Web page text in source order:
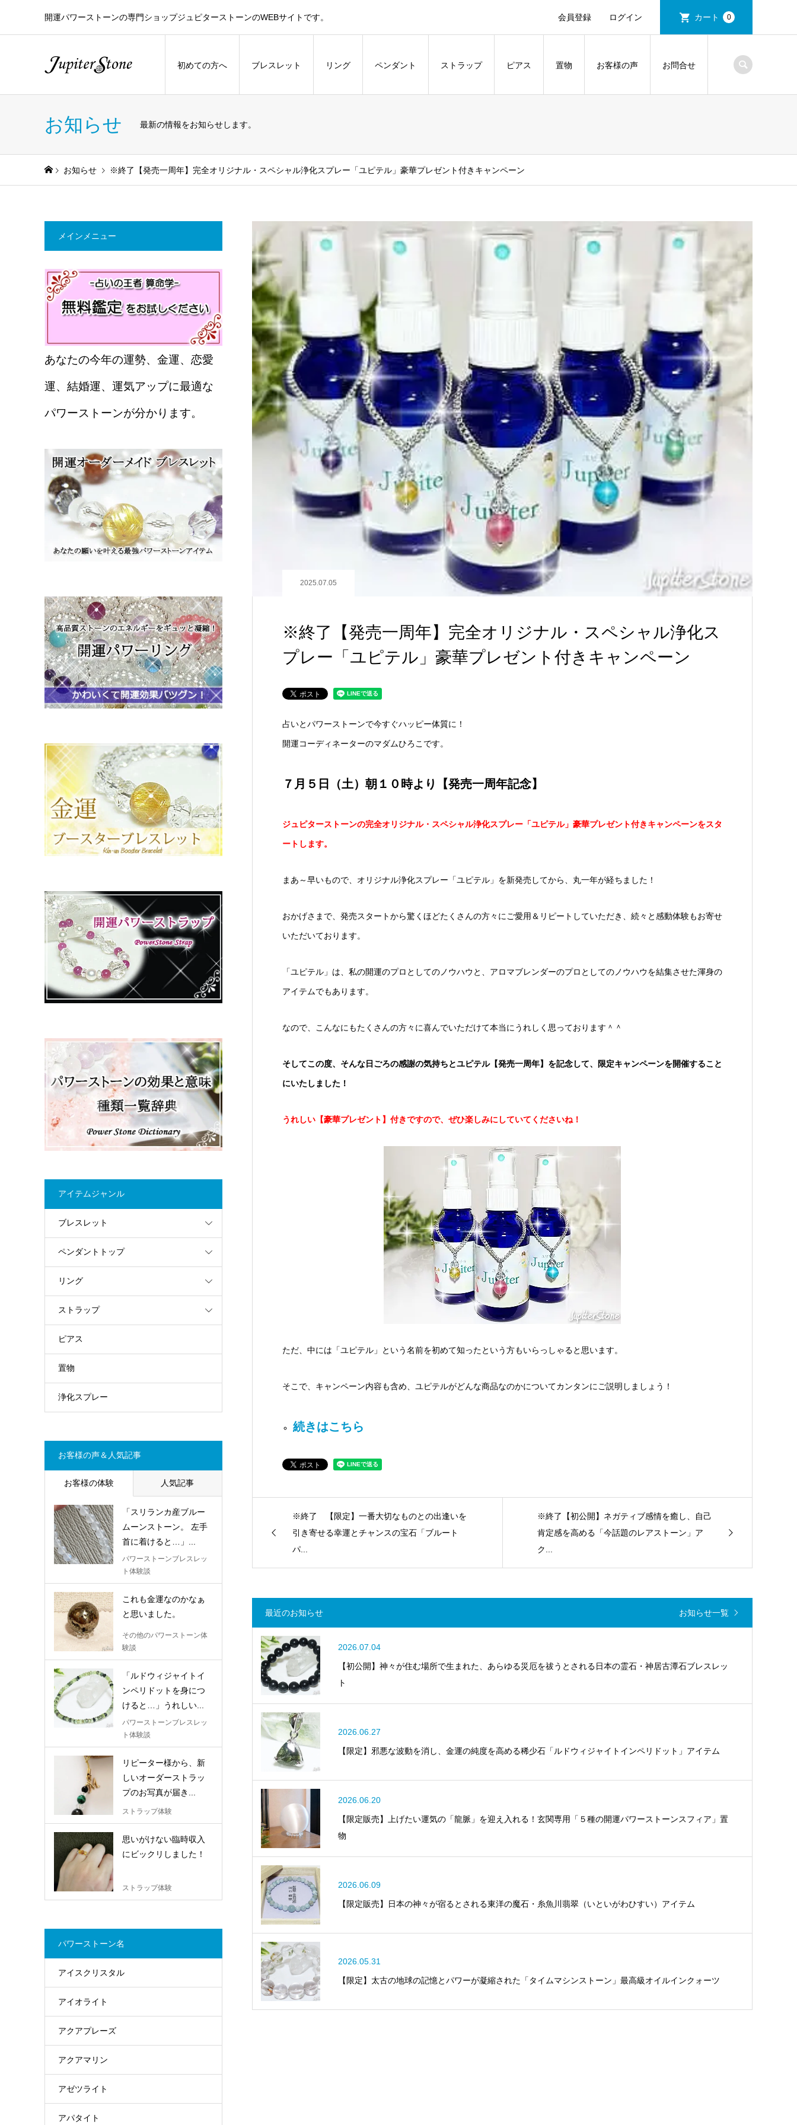
開運パワーストーンの専門ショップジュピターストーンのWEBサイトです。 会員登録 ログイン カート 0
初めての方へ ブレスレット リング ペンダント ストラップ ピアス 置物 お客様の声 お問合せ
お知らせ 最新の情報をお知らせします。
お知らせ ※終了【発売一周年】完全オリジナル・スペシャル浄化スプレー「ユピテル」豪華プレゼント付きキャンペーン
2025.07.05
※終了【発売一周年】完全オリジナル・スペシャル浄化ス
プレー「ユピテル」豪華プレゼント付きキャンペーン
占いとパワーストーンで今すぐハッピー体質に！
開運コーディネーターのマダムひろこです。
７月５日（土）朝１０時より【発売一周年記念】
ジュピターストーンの完全オリジナル・スペシャル浄化スプレー「ユピテル」豪華プレゼント付きキャンペーンをスタ
ートします。
まあ～早いもので、オリジナル浄化スプレー「ユピテル」を新発売してから、丸一年が経ちました！
おかげさまで、発売スタートから驚くほどたくさんの方々にご愛用＆リピートしていただき、続々と感動体験もお寄せ
いただいております。
「ユピテル」は、私の開運のプロとしてのノウハウと、アロマブレンダーのプロとしてのノウハウを結集させた渾身の
アイテムでもあります。
なので、こんなにもたくさんの方々に喜んでいただけて本当にうれしく思っております＾＾
そしてこの度、そんな日ごろの感謝の気持ちとユピテル【発売一周年】を記念して、限定キャンペーンを開催すること
にいたしました！
うれしい【豪華プレゼント】付きですので、ぜひ楽しみにしていてくださいね！
ただ、中には「ユピテル」という名前を初めて知ったという方もいらっしゃると思います。
そこで、キャンペーン内容も含め、ユピテルがどんな商品なのかについてカンタンにご説明しましょう！
続きはこちら
※終了 【限定】一番大切なものとの出逢いを
引き寄せる幸運とチャンスの宝石「ブルート
パ...
※終了【初公開】ネガティブ感情を癒し、自己
肯定感を高める「今話題のレアストーン」ア
ク...
最近のお知らせ お知らせ一覧
2026.07.04
【初公開】神々が住む場所で生まれた、あらゆる災厄を祓うとされる日本の霊石・神居古潭石ブレスレッ
ト
2026.06.27
【限定】邪悪な波動を消し、金運の純度を高める稀少石「ルドウィジャイトインペリドット」アイテム
2026.06.20
【限定販売】上げたい運気の「龍脈」を迎え入れる！玄関専用「５種の開運パワーストーンスフィア」置
物
2026.06.09
【限定販売】日本の神々が宿るとされる東洋の魔石・糸魚川翡翠（いといがわひすい）アイテム
2026.05.31
【限定】太古の地球の記憶とパワーが凝縮された「タイムマシンストーン」最高級オイルインクォーツ
メインメニュー
あなたの今年の運勢、金運、恋愛
運、結婚運、運気アップに最適な
パワーストーンが分かります。
アイテムジャンル
ブレスレット
ペンダントトップ
リング
ストラップ
ピアス
置物
浄化スプレー
お客様の声＆人気記事
お客様の体験 人気記事
「スリランカ産ブルー
ムーンストーン。 左手
首に着けると…」...
パワーストーンブレスレッ
ト体験談
これも金運なのかなぁ
と思いました。
その他のパワーストーン体
験談
「ルドウィジャイトイ
ンペリドットを身につ
けると…」うれしい...
パワーストーンブレスレッ
ト体験談
リピーター様から、新
しいオーダーストラッ
プのお写真が届き...
ストラップ体験
思いがけない臨時収入
にビックリしました！
ストラップ体験
パワーストーン名
アイスクリスタル
アイオライト
アクアプレーズ
アクアマリン
アゼツライト
アパタイト